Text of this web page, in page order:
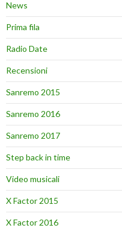
News
Prima fila
Radio Date
Recensioni
Sanremo 2015
Sanremo 2016
Sanremo 2017
Step back in time
Video musicali
X Factor 2015
X Factor 2016